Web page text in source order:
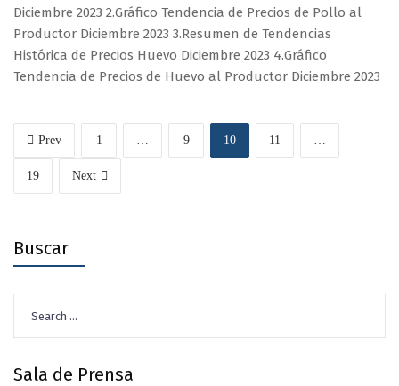
Diciembre 2023 2.Gráfico Tendencia de Precios de Pollo al
Productor Diciembre 2023 3.Resumen de Tendencias
Histórica de Precios Huevo Diciembre 2023 4.Gráfico
Tendencia de Precios de Huevo al Productor Diciembre 2023
Prev 1 … 9 10 11 …
19 Next
Buscar
for:
Sala de Prensa